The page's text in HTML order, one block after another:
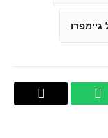
WhatsApp העתק